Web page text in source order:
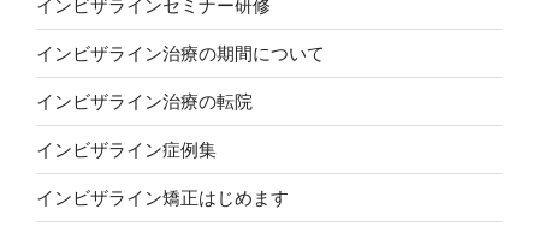
インビザラインセミナー研修
インビザライン治療の期間について
インビザライン治療の転院
インビザライン症例集
インビザライン矯正はじめます